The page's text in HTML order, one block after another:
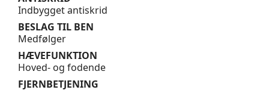
Indbygget antiskrid
BESLAG TIL BEN
Medfølger
HÆVEFUNKTION
Hoved- og fodende
FJERNBETJENING